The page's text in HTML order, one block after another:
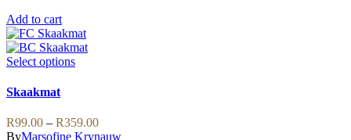
Add to cart
Select optionsThis
variants.
The
Skaakmat
R99.00 – R359.00Price
range:
ByMarsofine Krynauw